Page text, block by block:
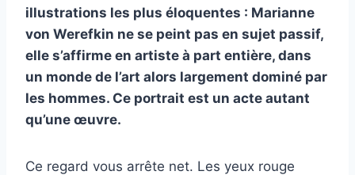
illustrations les plus éloquentes : Marianne
von Werefkin ne se peint pas en sujet passif,
elle s’affirme en artiste à part entière, dans
un monde de l’art alors largement dominé par
les hommes. Ce portrait est un acte autant
qu’une œuvre.
Ce regard vous arrête net. Les yeux rouge